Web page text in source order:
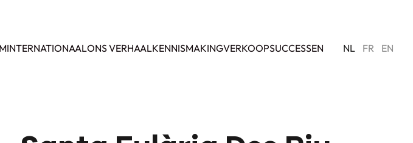
INTERNATIONAALONS VERHAALKENNISMAKINGVERKOOPSUCCESSEN NL FR EN